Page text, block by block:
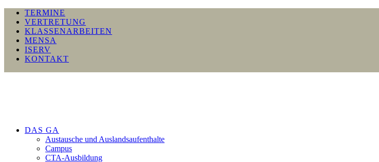
TERMINE
VERTRETUNG
KLASSENARBEITEN
MENSA
ISERV
KONTAKT
DAS GA
Austausche und Auslandsaufenthalte
Campus
CTA-Ausbildung